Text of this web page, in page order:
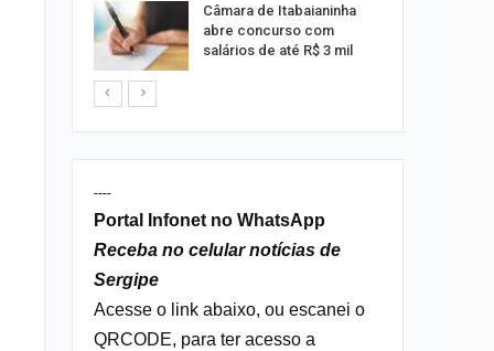
Câmara de Itabaianinha
abre concurso com
salários de até R$ 3 mil
----
Portal Infonet no WhatsApp
Receba no celular notícias de
Sergipe
Acesse o link abaixo, ou escanei o
QRCODE, para ter acesso a